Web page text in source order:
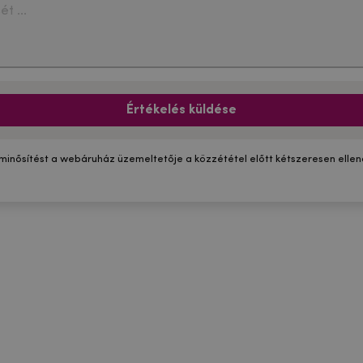
Értékelés küldése
a webáruház üzemeltetője a közzététel előtt kétszeresen